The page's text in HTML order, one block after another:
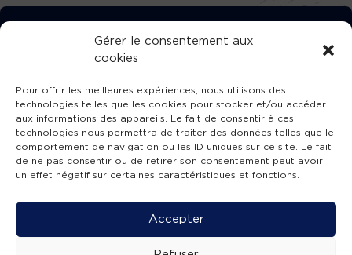
Gérer le consentement aux
cookies
Pour offrir les meilleures expériences, nous utilisons des
technologies telles que les cookies pour stocker et/ou accéder
aux informations des appareils. Le fait de consentir à ces
technologies nous permettra de traiter des données telles que le
comportement de navigation ou les ID uniques sur ce site. Le fait
de ne pas consentir ou de retirer son consentement peut avoir
un effet négatif sur certaines caractéristiques et fonctions.
Accepter
TÉLÉCHARGEZ GRATUITEMENT
L’APPLICATION TVBA !
SUIVEZ-NOUS !
Mentions légales -Accessibilité